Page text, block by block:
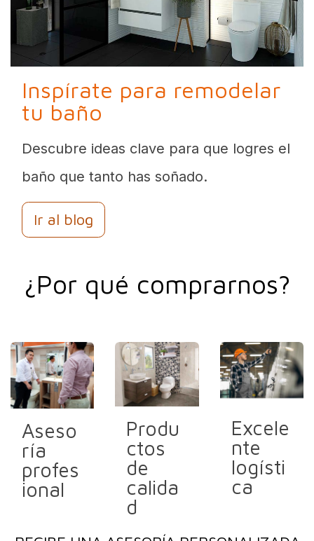
Inspírate para remodelar
tu baño
Descubre ideas clave para que logres el
baño que tanto has soñado.
Ir al blog
¿Por qué comprarnos?
Aseso
ría
profes
ional
Produ
ctos
de
calida
d
Excele
nte
logísti
ca